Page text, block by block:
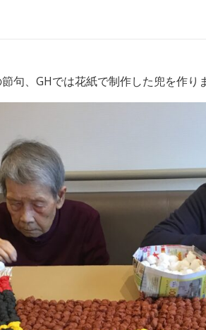
句、GHでは花紙で制作した兜を作り